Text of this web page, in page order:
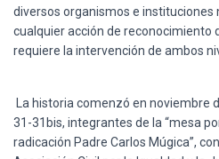
diversos organismos e instituciones
cualquier acción de reconocimiento
requiere la intervención de ambos
La historia comenzó en noviembre
31-31bis, integrantes de la “mesa
radicación Padre Carlos Múgica”,